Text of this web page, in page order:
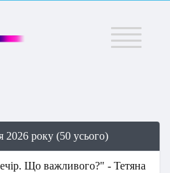
Меню
2026 року (50 усього)
Що важливого?" - Тетяна